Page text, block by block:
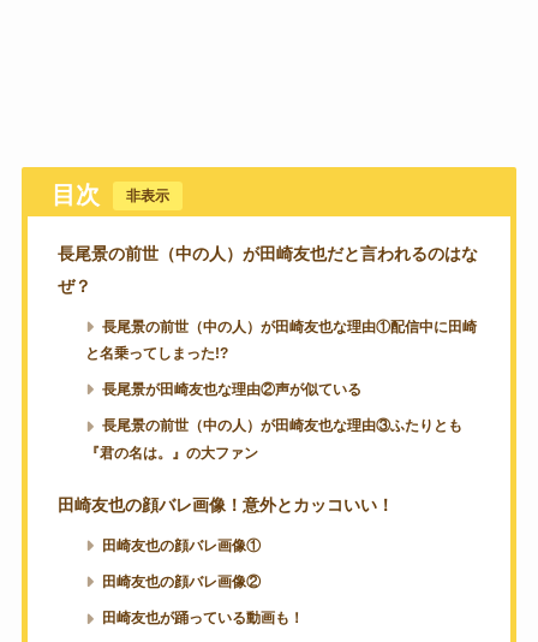
目次 [非表示
長尾景の前世（中の人）が田崎友也だと言われるのはな
ぜ？
長尾景の前世（中の人）が田崎友也な理由①配信中に田崎
と名乗ってしまった!?
長尾景が田崎友也な理由②声が似ている
長尾景の前世（中の人）が田崎友也な理由③ふたりとも
『君の名は。』の大ファン
田崎友也の顔バレ画像！意外とカッコいい！
田崎友也の顔バレ画像①
田崎友也の顔バレ画像②
田崎友也が踊っている動画も！